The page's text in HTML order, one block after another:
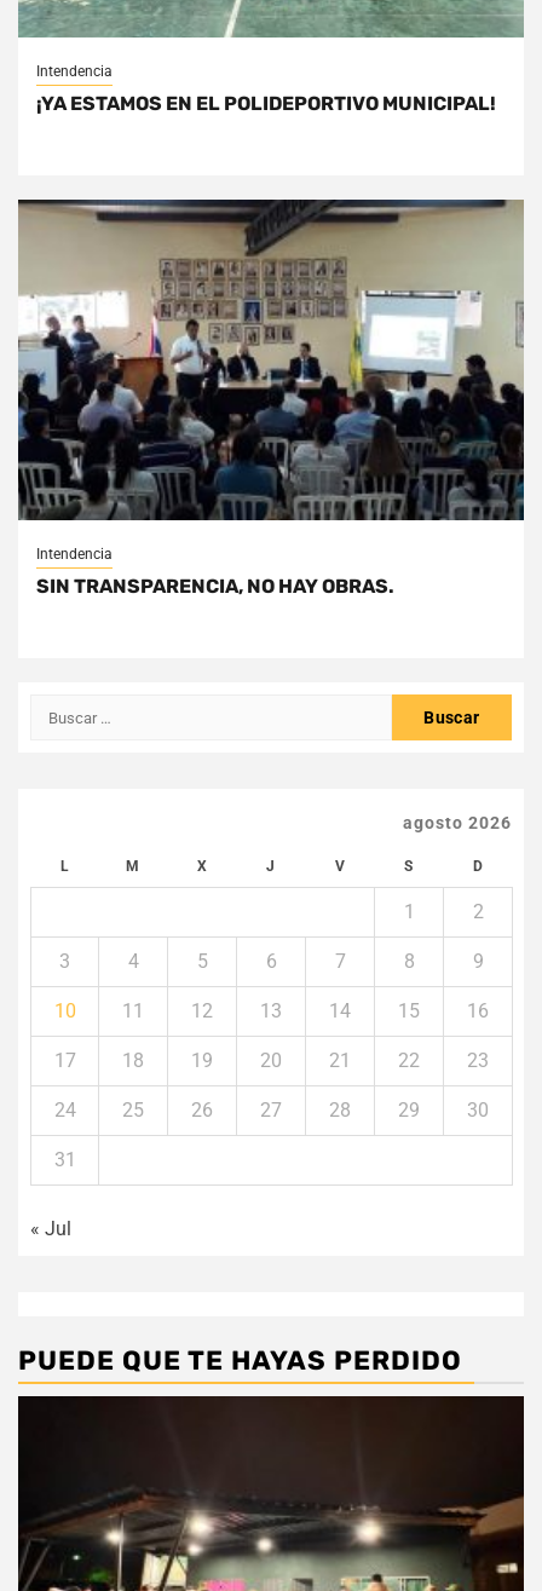
Intendencia
¡YA ESTAMOS EN EL POLIDEPORTIVO MUNICIPAL!
Intendencia
SIN TRANSPARENCIA, NO HAY OBRAS.
Buscar:
agosto 2026
L M X J V S D
1 2
3 4 5 6 7 8 9
10 11 12 13 14 15 16
17 18 19 20 21 22 23
24 25 26 27 28 29 30
31
« Jul
PUEDE QUE TE HAYAS PERDIDO